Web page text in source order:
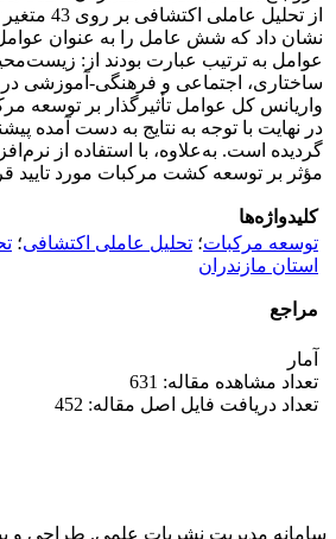
از تحلیل
نشان داد که شش عامل را به عنوان
عوامل به ترتیب عبارت بودند از:
واریانس کل عوامل تأثیرگذار بر توسعه
در نهایت با توجه به نتایج به دست آمده
مؤثر بر توسعه کشت مرکبات مورد تایید
کلیدواژه‌ها
توسعه مرکبات؛ تحلیل عاملی اکتشافی؛
استان مازندران
مراجع
آمار
تعداد مشاهده مقاله: 631
تعداد دریافت فایل اصل مقاله: 452
سامانه مدیریت نشریات علمی. طراحی و